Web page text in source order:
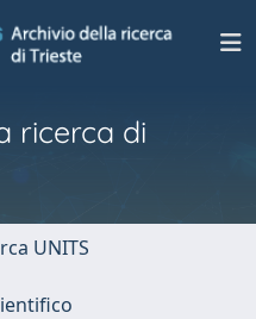
ricerca di
UNITS